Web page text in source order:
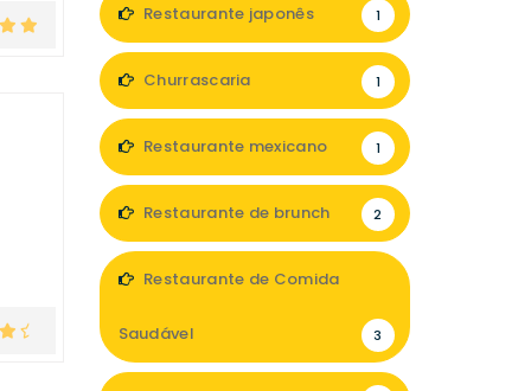
Restaurante japonês 1
Churrascaria 1
Restaurante mexicano 1
Restaurante de brunch 2
Restaurante de Comida
Saudável 3